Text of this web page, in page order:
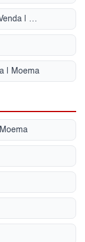
Apartamento com ar condicionado para Venda | Moema
| Moema